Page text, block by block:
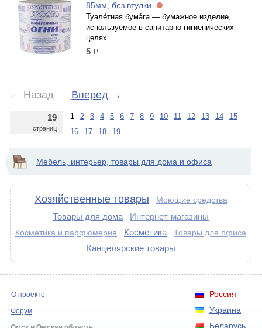
85мм, без втулки
Туале́тная бума́га — бумажное изделие,
используемое в санитарно-гигиенических
целях.
5 р.
← Назад Вперед →
19
страниц
1 2 3 4 5 6 7 8 9 10 11 12 13 14
15
16
17 18 19
Мебель, интерьер, товары для дома и офиса
Хозяйственные товары Моющие средства
Товары для дома Интернет-магазины
Косметика и парфюмерия Косметика Товары для офиса
Канцелярские товары
Россия
Украина
Беларусь
О проекте
Форум